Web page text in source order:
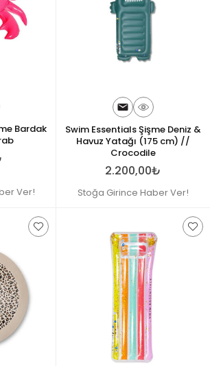
Bardak
Ver!
Swim Essentials Şişme Deniz &
Havuz Yatağı (175 cm) //
Crocodile
2.200,00₺
Stoğa Girince Haber Ver!